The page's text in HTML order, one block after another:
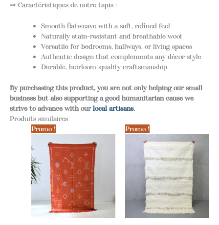
⇒ Caractéristiques de notre tapis :
Smooth flatweave with a soft, refined feel
Naturally stain-resistant and breathable wool
Versatile for bedrooms, hallways, or living spaces
Authentic design that complements any décor style
Durable, heirloom-quality craftsmanship
By purchasing this product, you are not only helping our small
business but also supporting a good humanitarian cause we
strive to advance with ourlocal artisans.
Produits similaires
Promo !
Promo !